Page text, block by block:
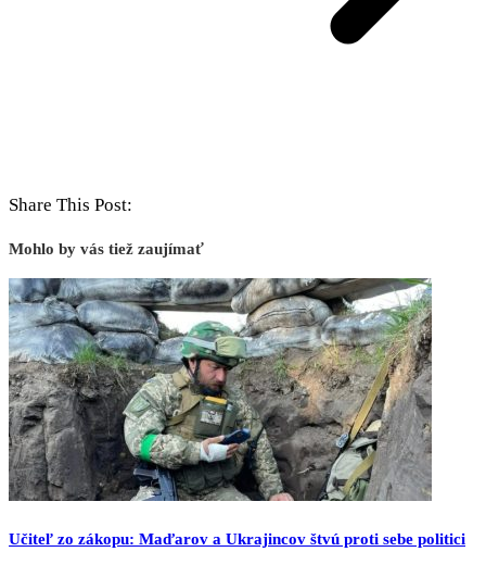
Share This Post:
Mohlo by vás tiež zaujímať
Učiteľ zo zákopu: Maďarov a Ukrajincov štvú proti sebe politici